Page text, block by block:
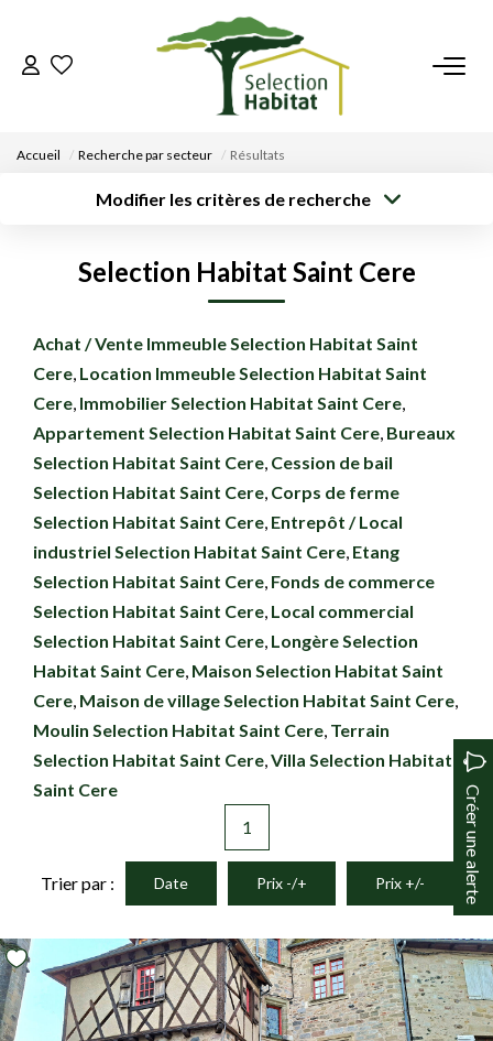
ACCUEIL
DÉPOSEZ VOTRE RECHERCHE
NOUS REJOINDRE
CONTACT
EN
Accueil Recherche par secteur Résultats
Modifier les critères de recherche
Plus de critères
Créer une
Selection Habitat Saint Cere
Achat / Vente Immeuble Selection Habitat Saint
Cere Location Immeuble Selection Habitat Saint
Cere Immobilier Selection Habitat Saint Cere
Appartement Selection Habitat Saint Cere Bureaux
Selection Habitat Saint Cere Cession de bail
Selection Habitat Saint Cere Corps de ferme
Selection Habitat Saint Cere Entrepôt / Local
industriel Selection Habitat Saint Cere Etang
Selection Habitat Saint Cere Fonds de commerce
Selection Habitat Saint Cere Local commercial
Selection Habitat Saint Cere Longère Selection
Habitat Saint Cere Maison Selection Habitat Saint
Cere Maison de village Selection Habitat Saint Cere
Moulin Selection Habitat Saint Cere Terrain
Selection Habitat Saint Cere Villa Selection Habitat
Saint Cere
Créer une alerte
1
Trier par : Date Prix -/+ Prix +/-